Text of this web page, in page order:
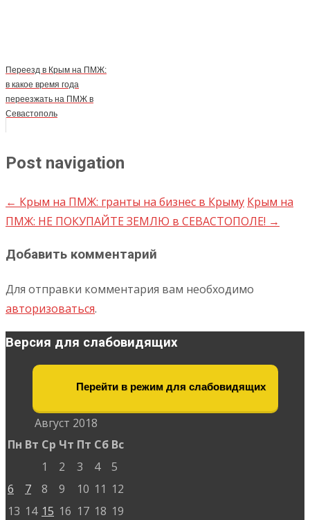
Переезд в Крым на ПМЖ:
в какое время года
переезжать на ПМЖ в
Севастополь
Post navigation
← Крым на ПМЖ: гранты на бизнес в Крыму Крым на
ПМЖ: НЕ ПОКУПАЙТЕ ЗЕМЛЮ в СЕВАСТОПОЛЕ! →
Добавить комментарий
Для отправки комментария вам необходимо
авторизоваться.
Версия для слабовидящих
Перейти в режим для слабовидящих
Август 2018
Пн Вт Ср Чт Пт Сб Вс
1
2 3 4
5
6
7 8 9 10 11 12
13 14 15 16 17 18 19